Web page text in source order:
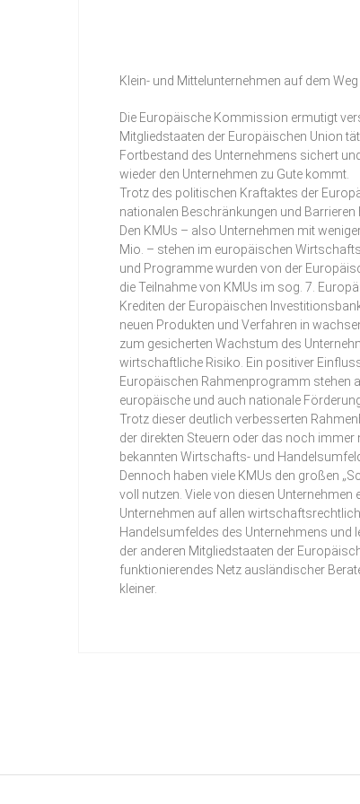
Klein- und Mittelunternehmen auf dem
Die Europäische Kommission ermutigt
Mitgliedstaaten der Europäischen Union
Fortbestand des Unternehmens sichert
wieder den Unternehmen zu Gute kommt.
Trotz des politischen Kraftaktes der
nationalen Beschränkungen und
Den KMUs – also Unternehmen mit
Mio. – stehen im europäischen
und Programme wurden von der
die Teilnahme von KMUs im sog. 7.
Krediten der Europäischen
neuen Produkten und Verfahren in
zum gesicherten Wachstum des
wirtschaftliche Risiko. Ein positiver
Europäischen Rahmenprogramm stehen
europäische und auch nationale
Trotz dieser deutlich verbesserten
der direkten Steuern oder das noch
bekannten Wirtschafts- und
Dennoch haben viele KMUs den großen
voll nutzen. Viele von diesen
Unternehmen auf allen
Handelsumfeldes des Unternehmens und
der anderen Mitgliedstaaten der
funktionierendes Netz ausländischer
kleiner.